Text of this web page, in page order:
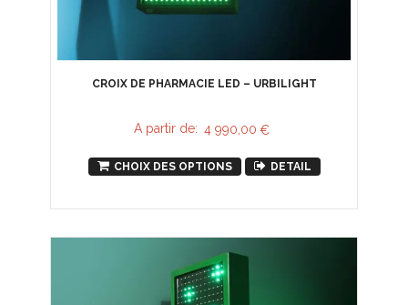
CROIX DE PHARMACIE LED – URBILIGHT
A partir de: 4 990,00 €
CHOIX DES OPTIONS DETAIL